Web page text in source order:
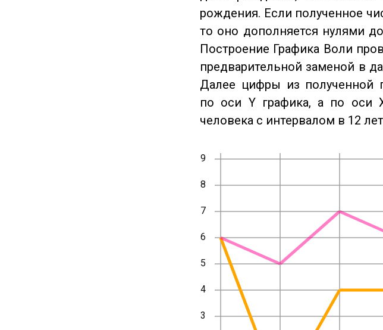
рождения. Если полученное
то оно дополняется нулями
Построение Графика Воли
предварительной заменой в
Далее цифры из полученной
по оси Y графика, а по оси
человека с интервалом в 12